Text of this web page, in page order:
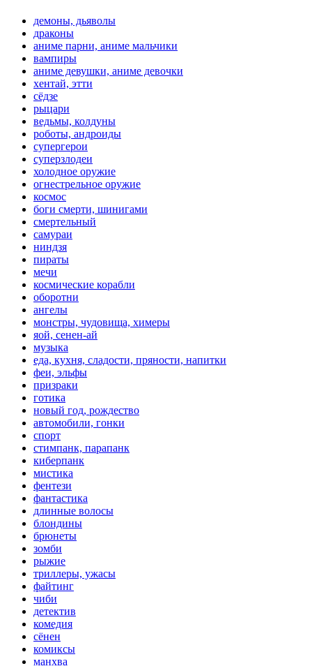
демоны, дьяволы
драконы
аниме парни, аниме мальчики
вампиры
аниме девушки, аниме девочки
хентай, этти
сёдзе
рыцари
ведьмы, колдуны
роботы, андроиды
супергерои
суперзлодеи
холодное оружие
огнестрельное оружие
космос
боги смерти, шинигами
смертельный
самураи
ниндзя
пираты
мечи
космические корабли
оборотни
ангелы
монстры, чудовища, химеры
яой, сенен-ай
музыка
еда, кухня, сладости, пряности, напитки
феи, эльфы
призраки
готика
новый год, рождество
автомобили, гонки
спорт
стимпанк, парапанк
киберпанк
мистика
фентези
фантастика
длинные волосы
блондины
брюнеты
зомби
рыжие
триллеры, ужасы
файтинг
чиби
детектив
комедия
сёнен
комиксы
манхва